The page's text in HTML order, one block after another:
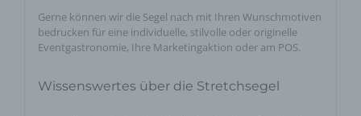
Gerne können wir die Segel nach mit Ihren Wunschmotiven
bedrucken für eine individuelle, stilvolle oder originelle
Eventgastronomie, Ihre Marketingaktion oder am POS.
Wissenswertes über die Stretchsegel